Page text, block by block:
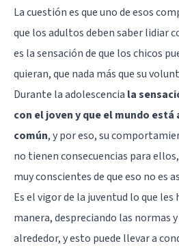
La cuestión es que uno de esos
que los adultos deben saber lidiar
es la sensación de que los chicos
quieran, que nada más que su
Durante la adolescencia la
con el joven y que el mundo está
común, y por eso, su
no tienen consecuencias para
muy conscientes de que eso no es
Es el vigor de la juventud lo que les
manera, despreciando las normas
alrededor, y esto puede llevar a